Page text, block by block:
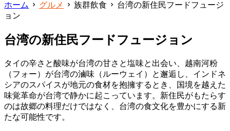
ホーム グルメ 族群飲食
台湾の新住民フードフュージ
ョン
台湾の新住民フードフュージョン
タイの辛さと酸味が台湾の甘さと塩味と出会い、越南河粉
（フォー）が台湾の滷味（ルーウェイ）と邂逅し、インドネ
シアのスパイスが地元の食材を抱擁するとき、国境を越えた
味覚革命が台湾で静かに起こっています。新住民がもたらす
のは故郷の料理だけではなく、台湾の食文化を豊かにする新
たな可能性です。